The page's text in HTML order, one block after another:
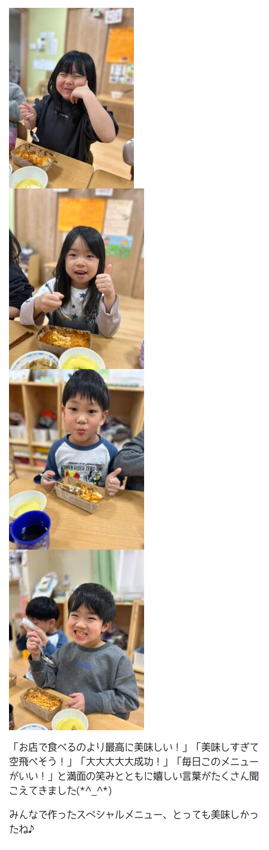
「お店で食べるのより最高に美味しい！」「美味しすぎて
空飛べそう！」「大大大大大成功！」「毎日このメニュー
がいい！」と満面の笑みとともに嬉しい言葉がたくさん聞
こえてきました(*^_^*)
みんなで作ったスペシャルメニュー、とっても美味しかっ
たね♪